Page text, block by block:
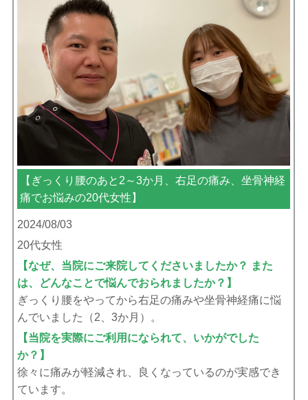
【ぎっくり腰のあと2～3か月、右足の痛み、坐骨神経
痛でお悩みの20代女性】
2024/08/03
20代女性
【なぜ、当院にご来院してくださいましたか？ また
は、どんなことで悩んでおられましたか？】
ぎっくり腰をやってから右足の痛みや坐骨神経痛に悩
んでいました（2、3か月）。
【当院を実際にご利用になられて、いかがでした
か？】
徐々に痛みが軽減され、良くなっているのが実感でき
ています。